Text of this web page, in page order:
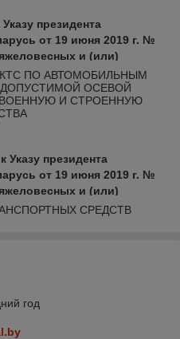
президента
от 19 июня 2019 г. №
и (или)
транспортных средств
ПО АВТОМОБИЛЬНЫМ
ОСЕВОЙ
И СТРОЕННУЮ
Указу президента
от 19 июня 2019 г. №
и (или)
транспортных средств
СРЕДСТВ
год